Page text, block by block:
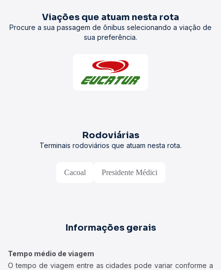
Viações que atuam nesta rota
Procure a sua passagem de ônibus selecionando a viação de
sua preferência.
Rodoviárias
Terminais rodoviários que atuam nesta rota.
Cacoal Presidente Médici
Informações gerais
Tempo médio de viagem
O tempo de viagem entre as cidades pode variar conforme a